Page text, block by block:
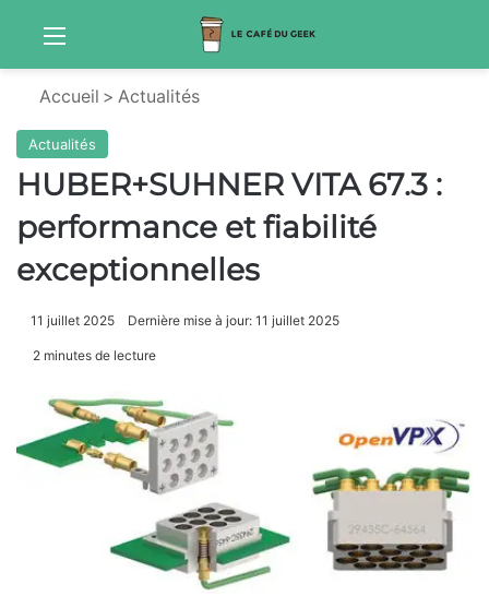
Menu
Accueil > Actualités
Actualités
HUBER+SUHNER VITA 67.3 :
performance et fiabilité
exceptionnelles
11 juillet 2025 Dernière mise à jour: 11 juillet 2025
2 minutes de lecture